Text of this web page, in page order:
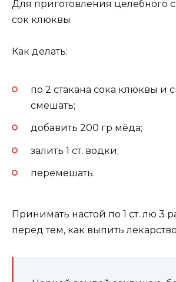
Для приготовления целебного
сок клюквы
Как делать:
по 2 стакана сока клюквы и
смешать;
добавить 200 гр мёда;
залить 1 ст. водки;
перемешать.
Принимать настой по 1 ст. лю 3
перед тем, как выпить